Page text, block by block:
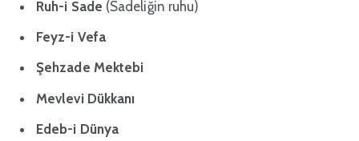
Ruh-i Sade (Sadeliğin ruhu)
Feyz-i Vefa
Şehzade Mektebi
Mevlevi Dükkanı
Edeb-i Dünya